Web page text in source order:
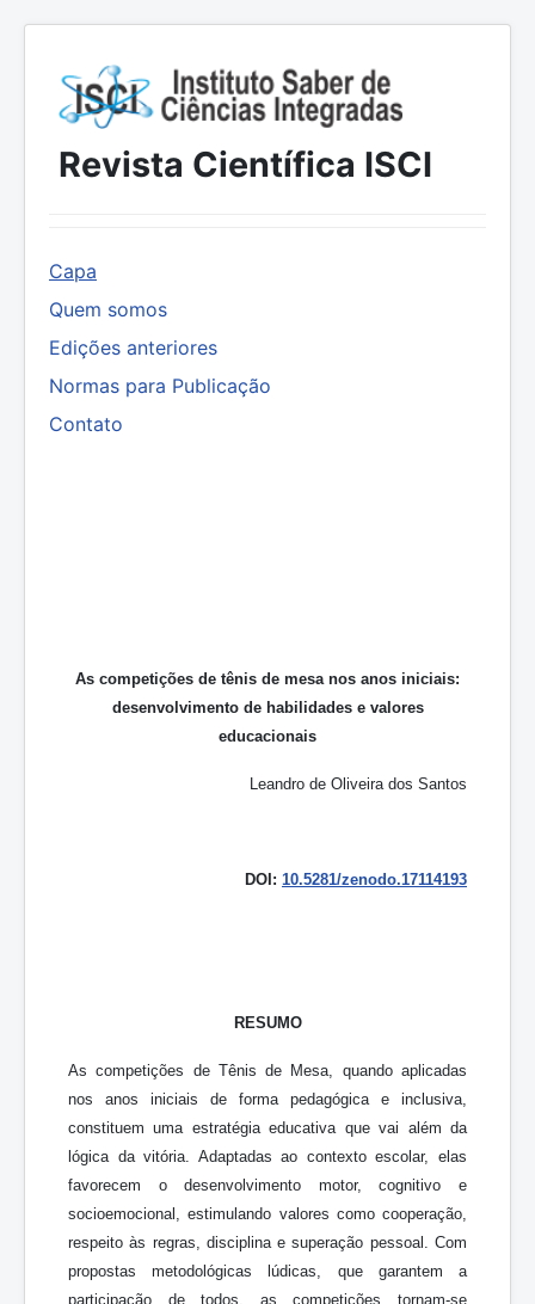
Revista Científica ISCI
Capa
Quem somos
Edições anteriores
Normas para Publicação
Contato
As competições de tênis de mesa nos anos iniciais:
desenvolvimento de habilidades e valores
educacionais
Leandro de Oliveira dos Santos
DOI: 10.5281/zenodo.17114193
RESUMO
As competições de Tênis de Mesa, quando aplicadas
nos anos iniciais de forma pedagógica e inclusiva,
constituem uma estratégia educativa que vai além da
lógica da vitória. Adaptadas ao contexto escolar, elas
favorecem o desenvolvimento motor, cognitivo e
socioemocional, estimulando valores como cooperação,
respeito às regras, disciplina e superação pessoal. Com
propostas metodológicas lúdicas, que garantem a
participação de todos, as competições tornam-se